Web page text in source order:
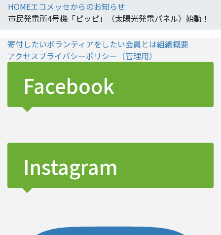
HOMEエコメッセからのお知らせ
市民発電所4号機「ピッピ」（太陽光発電パネル）始動！
寄付したいボランティアをしたい会員とは組織概要
アクセスプライバシーポリシー （管理用）
Facebook
Instagram